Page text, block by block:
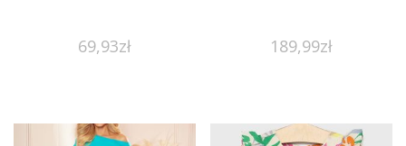
69,93zł 189,99zł